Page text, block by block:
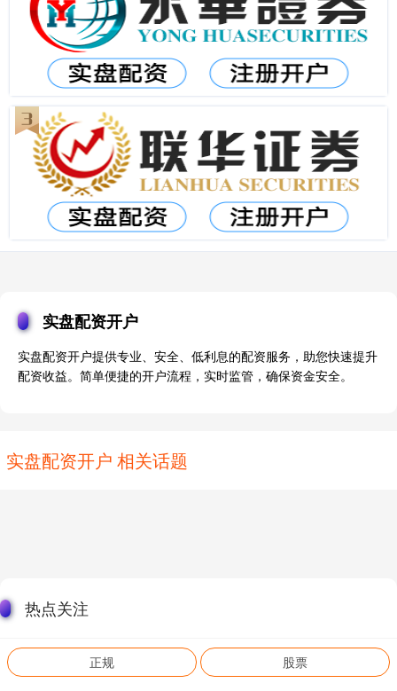
实盘配资开户
实盘配资开户提供专业、安全、低利息的配资服务，助您快速提升
配资收益。简单便捷的开户流程，实时监管，确保资金安全。
实盘配资开户 相关话题
热点关注
正规 股票